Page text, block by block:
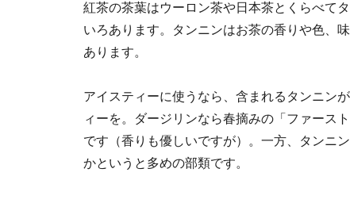
紅茶の茶葉はウーロン茶や日本茶とくらべて
いろあります。タンニンはお茶の香りや色、
あります。
アイスティーに使うなら、含まれるタンニン
ィーを。ダージリンなら春摘みの「ファース
です（香りも優しいですが）。一方、タンニ
かというと多めの部類です。